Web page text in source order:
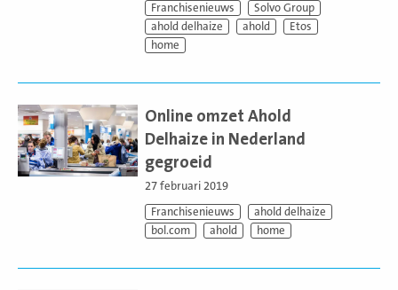
Franchisenieuws
Solvo Group
ahold delhaize
ahold
Etos
home
meer
Online omzet Ahold
Delhaize in Nederland
gegroeid
27 februari 2019
Franchisenieuws
ahold delhaize
bol.com
ahold home